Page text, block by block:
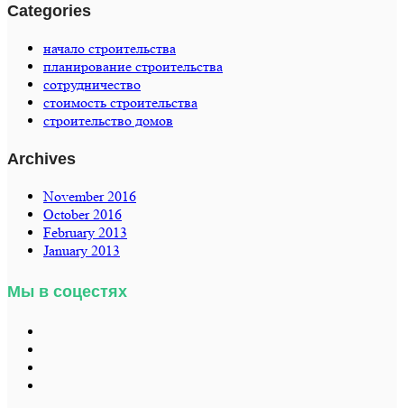
Categories
начало строительства
планирование строительства
сотрудничество
стоимость строительства
строительство домов
Archives
November 2016
October 2016
February 2013
January 2013
Мы в соцестях